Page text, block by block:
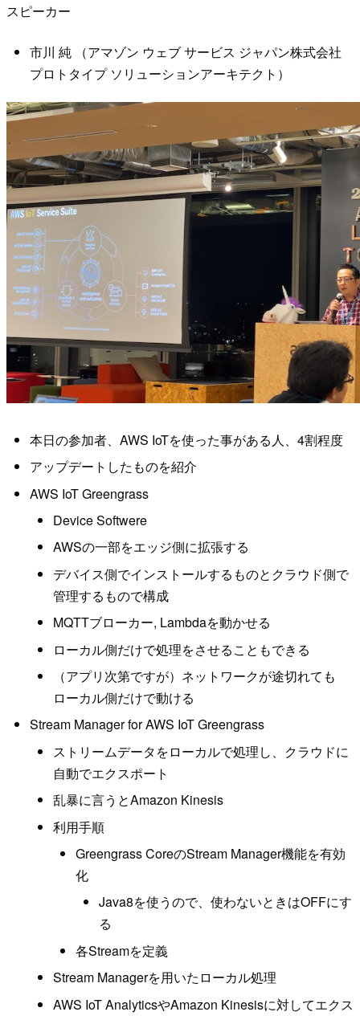
スピーカー
市川 純 （アマゾン ウェブ サービス ジャパン株式会社
プロトタイプ ソリューションアーキテクト）
本日の参加者、AWS IoTを使った事がある人、4割程度
アップデートしたものを紹介
AWS IoT Greengrass
Device Softwere
AWSの一部をエッジ側に拡張する
デバイス側でインストールするものとクラウド側で
管理するもので構成
MQTTブローカー, Lambdaを動かせる
ローカル側だけで処理をさせることもできる
（アプリ次第ですが）ネットワークが途切れても
ローカル側だけで動ける
Stream Manager for AWS IoT Greengrass
ストリームデータをローカルで処理し、クラウドに
自動でエクスポート
乱暴に言うとAmazon Kinesis
利用手順
Greengrass CoreのStream Manager機能を有効
化
Java8を使うので、使わないときはOFFにす
る
各Streamを定義
Stream Managerを用いたローカル処理
AWS IoT AnalyticsやAmazon Kinesisに対してエクス